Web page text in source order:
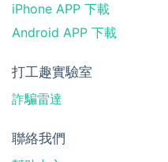
iPhone APP 下載
Android APP 下載
打工趣實驗室
詐騙雷達
聯絡我們